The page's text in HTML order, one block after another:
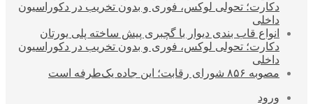
دکارت؛ تحولی لوکس، فوری و بدون تخریب در دکوراسیون
داخلی
انواع قاب بندی دیوار با گچبری پیش ساخته پلی یورتان
دکارت؛ تحولی لوکس، فوری و بدون تخریب در دکوراسیون
داخلی
مصوبه ۸۵۶ شورای رقابت؛ این جاده یک‌طرفه است
ورود